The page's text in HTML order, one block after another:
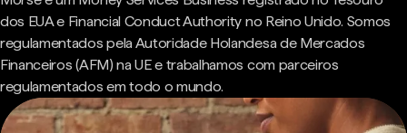
dos EUA e Financial Conduct Authority no Reino Unido. Somos
regulamentados pela Autoridade Holandesa de Mercados
Financeiros (AFM) na UE e trabalhamos com parceiros
regulamentados em todo o mundo.